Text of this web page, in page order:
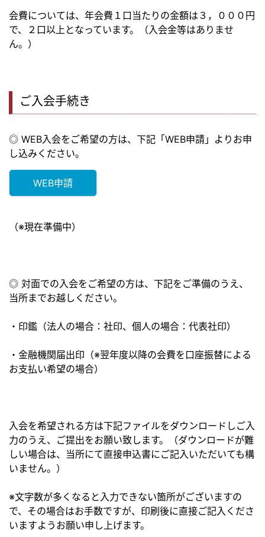
会費については、年会費１口当たりの金額は３，０００円
で、２口以上となっています。（入会金等はありませ
ん。）
ご入会手続き
◎ WEB入会をご希望の方は、下記「WEB申請」よりお申
し込みください。
WEB申請
（※現在準備中）
◎ 対面での入会をご希望の方は、下記をご準備のうえ、
当所までお越しください。
・印鑑（法人の場合：社印、個人の場合：代表社印）
・金融機関届出印（※翌年度以降の会費を口座振替による
お支払い希望の場合）
入会を希望される方は下記ファイルをダウンロードしご入
力のうえ、ご提出をお願い致します。（ダウンロードが難
しい場合は、当所にて直接申込書にご記入いただいても構
いません。）
※文字数が多くなると入力できない箇所がございますの
で、その場合はお手数ですが、印刷後に直接ご記入くださ
いますようお願い申し上げます。